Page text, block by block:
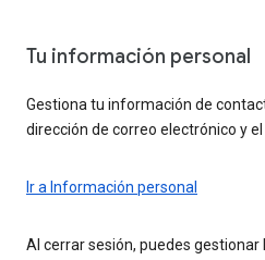
Tu información personal
Gestiona tu información de
dirección de correo electrónico y
Ir a Información personal
Al cerrar sesión, puedes